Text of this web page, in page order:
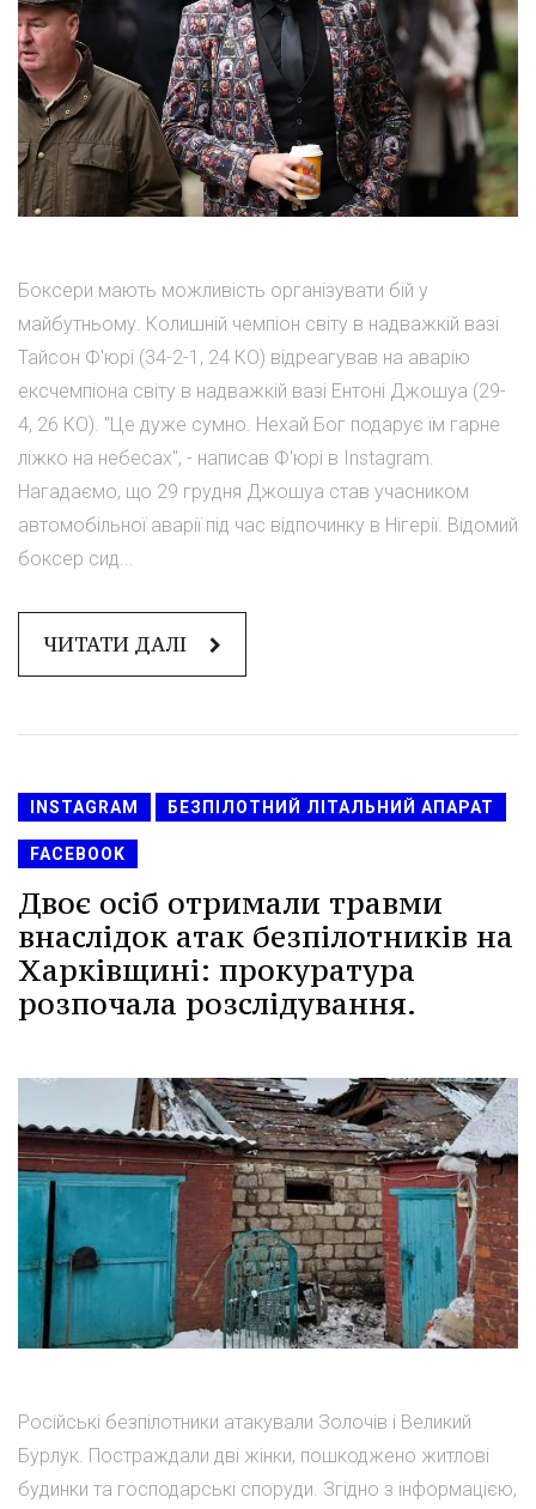
Боксери мають можливість організувати бій у
майбутньому. Колишній чемпіон світу в надважкій вазі
Тайсон Ф'юрі (34-2-1, 24 КО) відреагував на аварію
ексчемпіона світу в надважкій вазі Ентоні Джошуа (29-
4, 26 КО). "Це дуже сумно. Нехай Бог подарує їм гарне
ліжко на небесах", - написав Ф'юрі в Instagram.
Нагадаємо, що 29 грудня Джошуа став учасником
автомобільної аварії під час відпочинку в Нігерії. Відомий
боксер сид...
ЧИТАТИ ДАЛІ
INSTAGRAM БЕЗПІЛОТНИЙ ЛІТАЛЬНИЙ АПАРАТ
FACEBOOK
Двоє осіб отримали травми
внаслідок атак безпілотників на
Харківщині: прокуратура
розпочала розслідування.
Російські безпілотники атакували Золочів і Великий
Бурлук. Постраждали дві жінки, пошкоджено житлові
будинки та господарські споруди. Згідно з інформацією,